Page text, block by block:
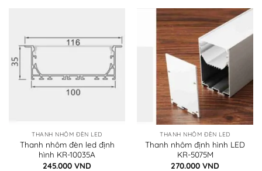
THANH NHÔM ĐÈN LED
Thanh nhôm đèn led định
hình KR-10035A
245.000 VND
THANH NHÔM ĐÈN LED
Thanh nhôm định hình LED
KR-5075M
270.000 VND